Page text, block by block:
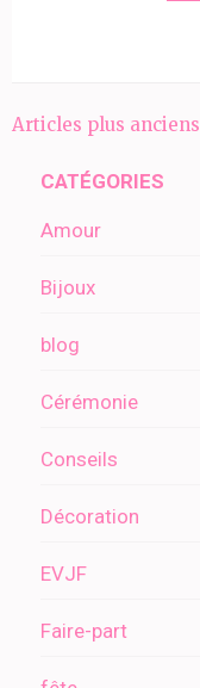
Navigation
articles
Articles plus anciens
CATÉGORIES
Amour
Bijoux
blog
Cérémonie
Conseils
Décoration
EVJF
Faire-part